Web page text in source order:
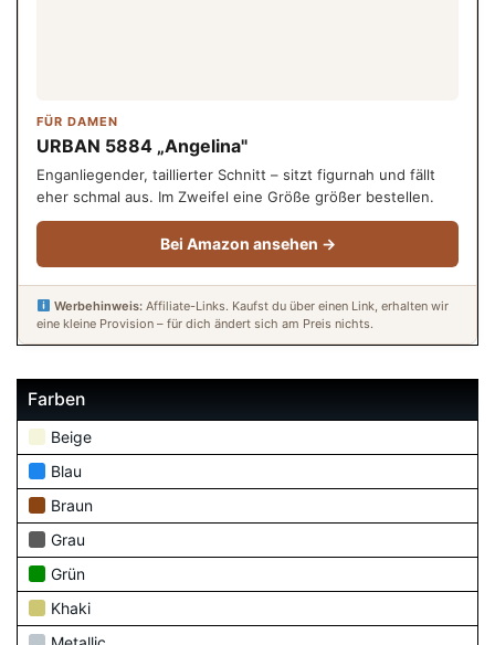
FÜR DAMEN
URBAN 5884 „Angelina"
Enganliegender, taillierter Schnitt – sitzt figurnah und fällt
eher schmal aus. Im Zweifel eine Größe größer bestellen.
Bei Amazon ansehen →
Werbehinweis:Affiliate-Links. Kaufst du über einen Link, erhalten wir
eine kleine Provision – für dich ändert sich am Preis nichts.
Farben
Beige
Blau
Braun
Grau
Grün
Khaki